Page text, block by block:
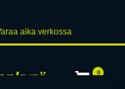
aika verk​​​​ossa
0